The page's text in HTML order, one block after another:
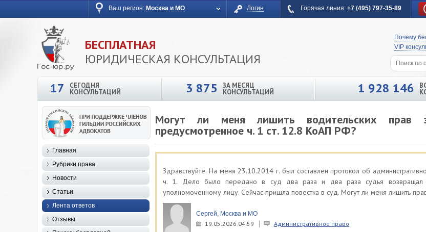
Ваш регион: Москва и МО Логин Горячая линия: +7 (495) 797-35-89
БЕСПЛАТНАЯ
ЮРИДИЧЕСКАЯ КОНСУЛЬТАЦИЯ
Почему
VIP
17 СЕГОДНЯ
КОНСУЛЬТАЦИЙ 3 875 ЗА МЕСЯЦ
КОНСУЛЬТАЦИЙ 1 928 146
Могут ли меня лишить водительских прав
предусмотренное ч. 1 ст. 12.8 КоАП РФ?
Здравствуйте. На меня 23.10.2014 г. был составлен протокол об
ч. 1. Дело было передано в суд два раза и два раза судья возвращал
уполномоченному лицу. Сейчас пришла повестка в суд. Могут ли меня лишить
Сергей, Москва и МО
19.05.2026 04:59 Административное право
Главная
Рубрики права
Новости
Статьи
Лента ответов
Отзывы